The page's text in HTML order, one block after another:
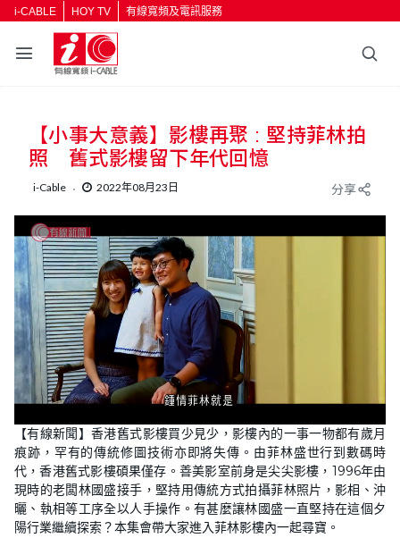
i-CABLE HOY TV 有線寬頻及電訊服務
【小事大意義】影樓再聚 : 堅持菲林拍
照 舊式影樓留下年代回憶
i-Cable 2022年08月23日 分享
n
m
u
e
o
a
d
e
d
:
8
.
0
0
%
【有線新聞】香港舊式影樓買少見少，影樓內的一事一物都有歲月
痕跡，罕有的傳統修圖技術亦即將失傳。由菲林盛世行到數碼時
代，香港舊式影樓碩果僅存。善美影室前身是尖尖影樓，1996年由
現時的老闆林國盛接手，堅持用傳統方式拍攝菲林照片，影相、沖
曬、執相等工序全以人手操作。有甚麼讓林國盛一直堅持在這個夕
陽行業繼續探索？本集會帶大家進入菲林影樓內一起尋寶。